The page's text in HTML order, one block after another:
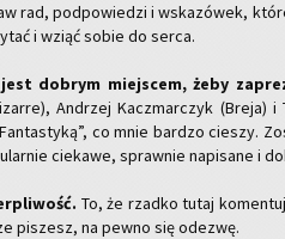
rad, pod­po­wie­dzi i wska­zó­wek,
i wziąć sobie do serca.
do­brym miej­scem, żeby
An­drzej Kacz­mar­czyk (Breja)
co mnie bar­dzo cie­szy.
cie­ka­we, spraw­nie na­pi­sa­ne i
To, że rzad­ko tutaj
pi­szesz, na pewno się ode­zwę.